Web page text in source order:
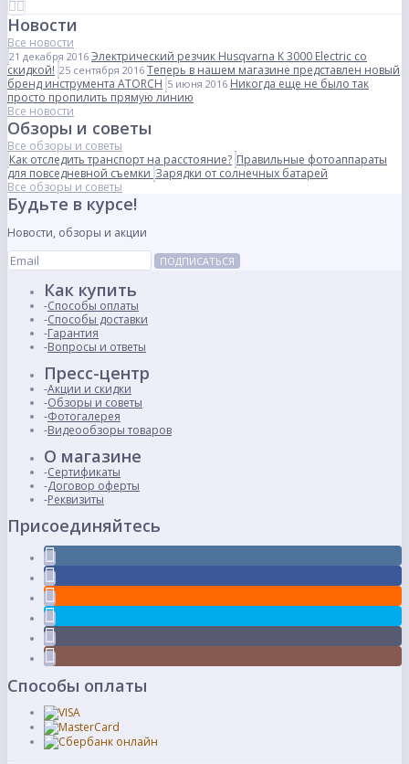
Новости
Все новости
21 декабря 2016 Электрический резчик Husqvarna K 3000 Electric со
скидкой! 25 сентября 2016 Теперь в нашем магазине представлен новый
бренд инструмента ATORCH 5 июня 2016 Никогда еще не было так
просто пропилить прямую линию
Все новости
Обзоры и советы
Все обзоры и советы
Как отследить транспорт на расстояние? Правильные фотоаппараты
для повседневной съемки Зарядки от солнечных батарей
Все обзоры и советы
Будьте в курсе!
Новости, обзоры и акции
ПОДПИСАТЬСЯ
Как купить
Способы оплаты
Способы доставки
Гарантия
Вопросы и ответы
Пресс-центр
Акции и скидки
Обзоры и советы
Фотогалерея
Видеообзоры товаров
О магазине
Сертификаты
Договор оферты
Реквизиты
Присоединяйтесь
Способы оплаты